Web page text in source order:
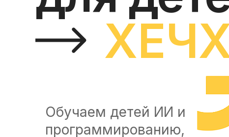
Обучаем детей ИИ и
программированию,